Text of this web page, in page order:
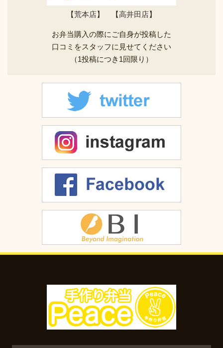
【荒本店】 【高井田店】
お弁当購入の際にご自身が投稿した
口コミをスタッフに見せてください
（1投稿につき1回限り）